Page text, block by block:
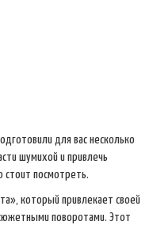
для вас несколько
шумихой и привлечь
стоит посмотреть.
который привлекает своей
поворотами. Этот